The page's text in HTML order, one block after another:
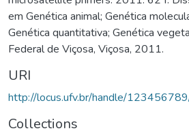
em Genética animal; Genética
Genética quantitativa; Genética
Federal de Viçosa, Viçosa, 2011.
URI
http://locus.ufv.br/handle/
Collections